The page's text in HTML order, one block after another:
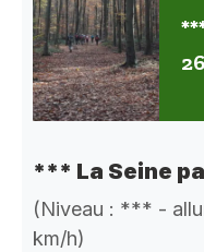
*** La Seine
(Niveau : *** -
km/h)